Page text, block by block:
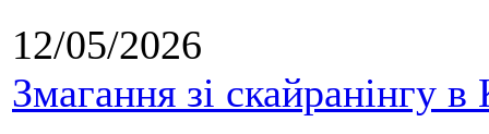
12/05/2026
Змагання зі скайранінгу в